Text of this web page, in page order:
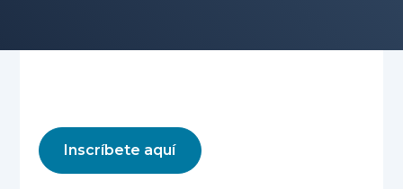
Inscríbete aquí